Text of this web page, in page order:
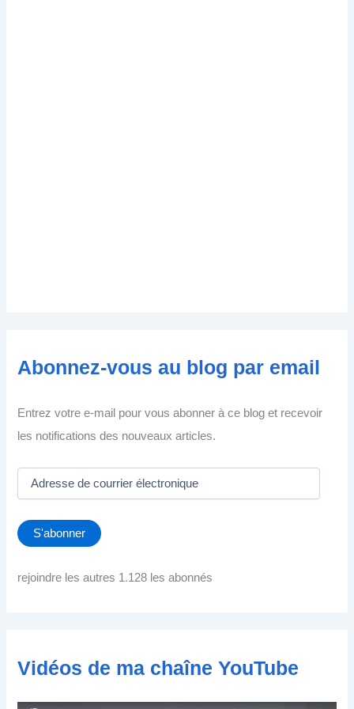
Abonnez-vous au blog par email
Entrez votre e-mail pour vous abonner à ce blog et recevoir
les notifications des nouveaux articles.
e
s
d
r
S'abonner
rejoindre les autres 1.128 les abonnés
Vidéos de ma chaîne YouTube